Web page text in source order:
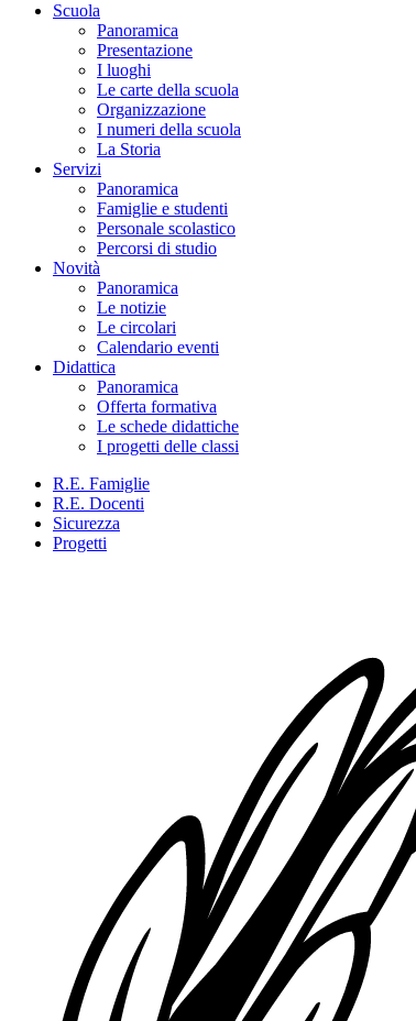
Scuola
Panoramica
Presentazione
I luoghi
Le carte della scuola
Organizzazione
I numeri della scuola
La Storia
Servizi
Panoramica
Famiglie e studenti
Personale scolastico
Percorsi di studio
Novità
Panoramica
Le notizie
Le circolari
Calendario eventi
Didattica
Panoramica
Offerta formativa
Le schede didattiche
I progetti delle classi
R.E. Famiglie
R.E. Docenti
Sicurezza
Progetti